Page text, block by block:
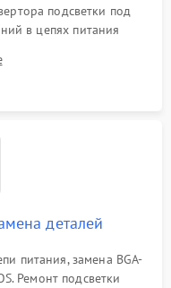
подсветки под
в цепях питания
состояния жесткого
POST-карт и
деталей
питания, замена BGA-
Ремонт подсветки